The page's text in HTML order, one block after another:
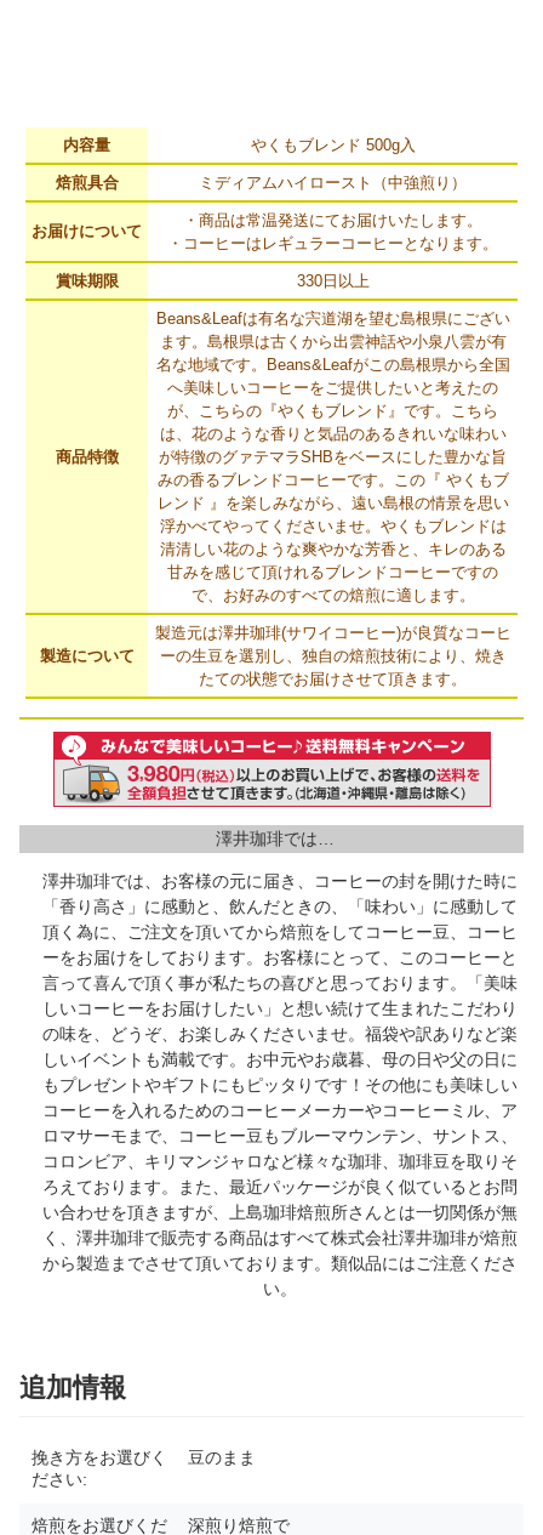
内容量 やくもブレンド 500g入
焙煎具合 ミディアムハイロースト（中強煎り）
お届けについて
・商品は常温発送にてお届けいたします。
・コーヒーはレギュラーコーヒーとなります。
賞味期限 330日以上
商品特徴
Beans&Leafは有名な宍道湖を望む島根県にござい
ます。島根県は古くから出雲神話や小泉八雲が有
名な地域です。Beans&Leafがこの島根県から全国
へ美味しいコーヒーをご提供したいと考えたの
が、こちらの『やくもブレンド』です。こちら
は、花のような香りと気品のあるきれいな味わい
が特徴のグァテマラSHBをベースにした豊かな旨
みの香るブレンドコーヒーです。この『 やくもブ
レンド 』を楽しみながら、遠い島根の情景を思い
浮かべてやってくださいませ。やくもブレンドは
清清しい花のような爽やかな芳香と、キレのある
甘みを感じて頂けれるブレンドコーヒーですの
で、お好みのすべての焙煎に適します。
製造について
製造元は澤井珈琲(サワイコーヒー)が良質なコーヒ
ーの生豆を選別し、独自の焙煎技術により、焼き
たての状態でお届けさせて頂きます。
澤井珈琲では…
澤井珈琲では、お客様の元に届き、コーヒーの封を開けた時に
「香り高さ」に感動と、飲んだときの、「味わい」に感動して
頂く為に、ご注文を頂いてから焙煎をしてコーヒー豆、コーヒ
ーをお届けをしております。お客様にとって、このコーヒーと
言って喜んで頂く事が私たちの喜びと思っております。「美味
しいコーヒーをお届けしたい」と想い続けて生まれたこだわり
の味を、どうぞ、お楽しみくださいませ。福袋や訳ありなど楽
しいイベントも満載です。お中元やお歳暮、母の日や父の日に
もプレゼントやギフトにもピッタりです！その他にも美味しい
コーヒーを入れるためのコーヒーメーカーやコーヒーミル、ア
ロマサーモまで、コーヒー豆もブルーマウンテン、サントス、
コロンビア、キリマンジャロなど様々な珈琲、珈琲豆を取りそ
ろえております。また、最近パッケージが良く似ているとお問
い合わせを頂きますが、上島珈琲焙煎所さんとは一切関係が無
く、澤井珈琲で販売する商品はすべて株式会社澤井珈琲が焙煎
から製造までさせて頂いております。類似品にはご注意くださ
い。
追加情報
挽き方をお選びく
ださい:
豆のまま
焙煎をお選びくだ
深煎り焙煎で